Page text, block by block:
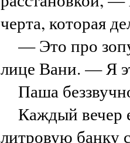
черта, которая
— Это про
лице Вани. — Я
Паша
Каждый вечер
литровую банку